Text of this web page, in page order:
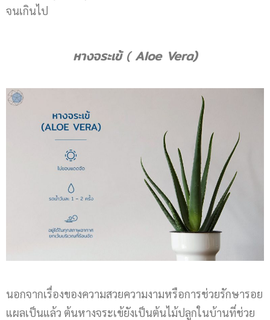
จนเกินไป
หางจระเข้( Aloe Vera)
นอกจากเรื่องของความสวยความงามหรือการช่วยรักษารอย
แผลเป็นแล้ว ต้นหางจระเข้ยังเป็นต้นไม้ปลูกในบ้านที่ช่วย